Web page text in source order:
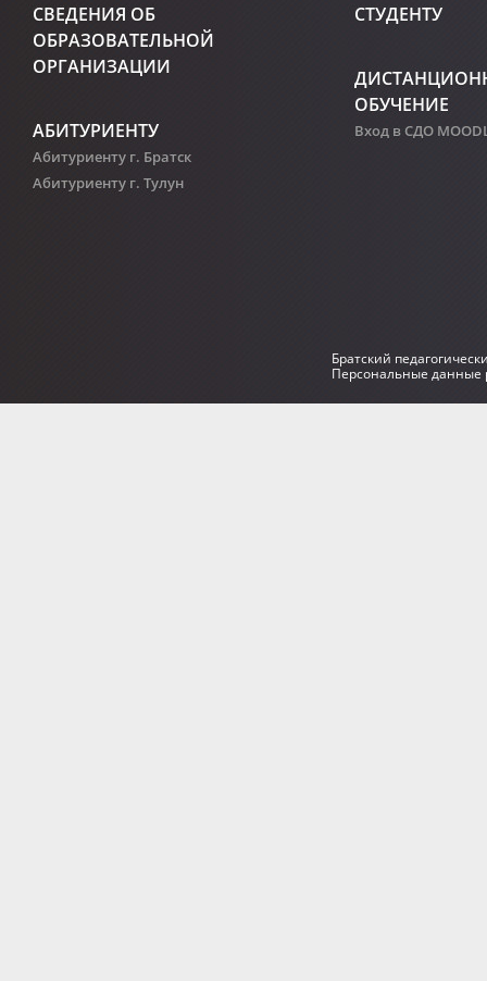
СВЕДЕНИЯ ОБ
ОБРАЗОВАТЕЛЬНОЙ
ОРГАНИЗАЦИИ
АБИТУРИЕНТУ
Абитуриенту г. Братск
Абитуриенту г. Тулун
СТУДЕНТУ
ОБУЧЕНИЕ
Вход в СДО
Братский
Персональные данные